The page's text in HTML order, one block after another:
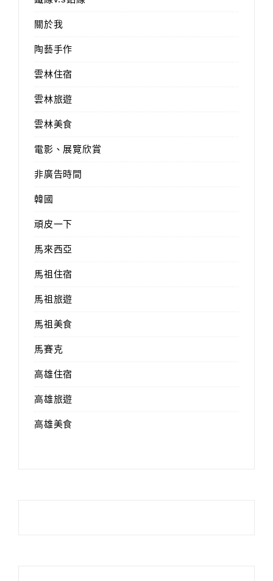
關於我
陶藝手作
雲林住宿
雲林旅遊
雲林美食
電影、展覽欣賞
非廣告時間
韓國
頑皮一下
馬來西亞
馬祖住宿
馬祖旅遊
馬祖美食
馬賽克
高雄住宿
高雄旅遊
高雄美食